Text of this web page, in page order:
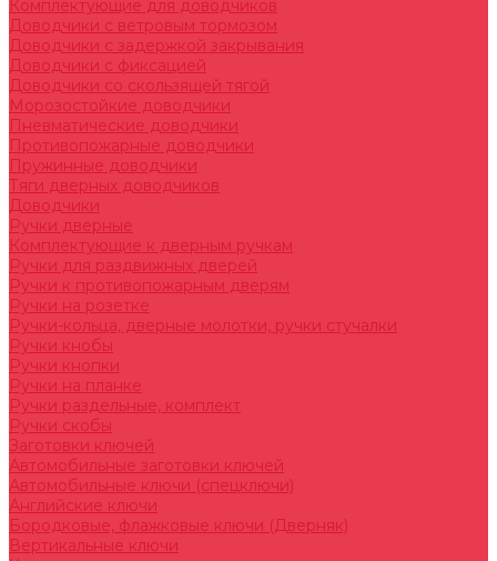
Комплектующие для доводчиков
Доводчики с ветровым тормозом
Доводчики с задержкой закрывания
Доводчики с фиксацией
Доводчики со скользящей тягой
Морозостойкие доводчики
Пневматические доводчики
Противопожарные доводчики
Пружинные доводчики
Тяги дверных доводчиков
Доводчики
Ручки дверные
Комплектующие к дверным ручкам
Ручки для раздвижных дверей
Ручки к противопожарным дверям
Ручки на розетке
Ручки-кольца, дверные молотки, ручки стучалки
Ручки кнобы
Ручки кнопки
Ручки на планке
Ручки раздельные, комплект
Ручки скобы
Заготовки ключей
Автомобильные заготовки ключей
Автомобильные ключи (спецключи)
Английские ключи
Бородковые, флажковые ключи (Дверняк)
Вертикальные ключи